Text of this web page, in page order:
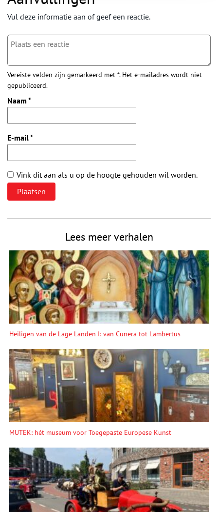
Vul deze informatie aan of geef een reactie.
Vereiste velden zijn gemarkeerd met *. Het e-mailadres wordt niet
gepubliceerd.
Naam *
E-mail*
Vink dit aan als u op de hoogte gehouden wil worden.
Lees meer verhalen
Heiligen van de Lage Landen I: van Cunera tot Lambertus
MUTEK: hét museum voor Toegepaste Europese Kunst